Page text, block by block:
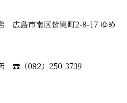
広島市南区皆実町2-8-17 ゆめ
☎︎（082）250-3739